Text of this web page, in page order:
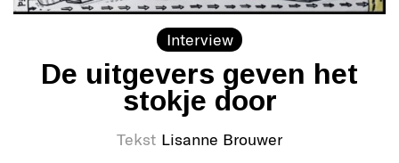
Interview
De uitgevers geven het
stokje door
Tekst Lisanne Brouwer